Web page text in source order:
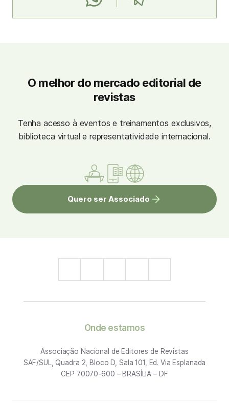
O melhor do mercado editorial de
revistas
Tenha acesso à eventos e treinamentos exclusivos,
biblioteca virtual e representatividade internacional.
Quero ser Associado
Onde estamos
Associação Nacional de Editores de Revistas
SAF/SUL, Quadra 2, Bloco D, Sala 101, Ed. Via Esplanada
CEP 70070-600 – BRASÍLIA – DF